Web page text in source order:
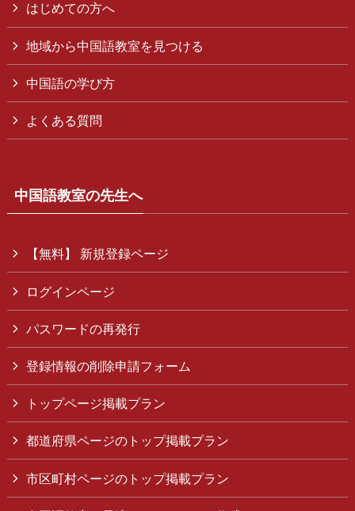
はじめての方へ
地域から中国語教室を見つける
中国語の学び方
よくある質問
中国語教室の先生へ
【無料】 新規登録ページ
ログインページ
パスワードの再発行
登録情報の削除申請フォーム
トップページ掲載プラン
都道府県ページのトップ掲載プラン
市区町村ページのトップ掲載プラン